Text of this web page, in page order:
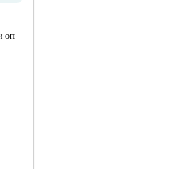
каждого города)